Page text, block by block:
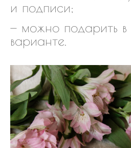
и подписи;
— можно подарить в
варианте.